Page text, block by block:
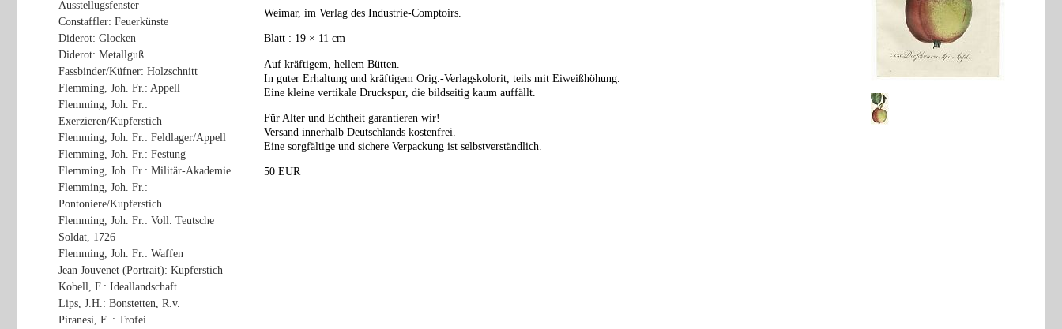
Ausstellugsfenster
Constaffler: Feuerkünste
Diderot: Glocken
Diderot: Metallguß
Fassbinder/Küfner: Holzschnitt
Flemming, Joh. Fr.: Appell
Flemming, Joh. Fr.:
Exerzieren/Kupferstich
Flemming, Joh. Fr.: Feldlager/Appell
Flemming, Joh. Fr.: Festung
Flemming, Joh. Fr.: Militär-Akademie
Flemming, Joh. Fr.:
Pontoniere/Kupferstich
Flemming, Joh. Fr.: Voll. Teutsche
Soldat, 1726
Flemming, Joh. Fr.: Waffen
Jean Jouvenet (Portrait): Kupferstich
Kobell, F.: Ideallandschaft
Lips, J.H.: Bonstetten, R.v.
Piranesi, F..: Trofei
Weimar, im Verlag des Industrie-Comptoirs.
Blatt : 19 × 11 cm
Auf kräftigem, hellem Bütten.
In guter Erhaltung und kräftigem Orig.-Verlagskolorit, teils mit Eiweißhöhung.
Eine kleine vertikale Druckspur, die bildseitig kaum auffällt.
Für Alter und Echtheit garantieren wir!
Versand innerhalb Deutschlands kostenfrei.
Eine sorgfältige und sichere Verpackung ist selbstverständlich.
50 EUR